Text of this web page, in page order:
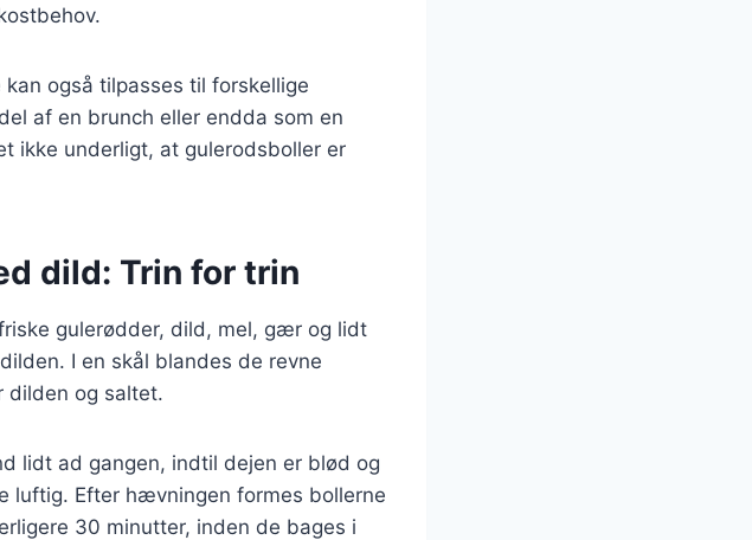
også tilpasses til forskellige
af en brunch eller endda som en
ikke underligt, at gulerodsboller er
dild: Trin for trin
gulerødder, dild, mel, gær og lidt
I en skål blandes de revne
og saltet.
lidt ad gangen, indtil dejen er blød og
luftig. Efter hævningen formes bollerne
30 minutter, inden de bages i